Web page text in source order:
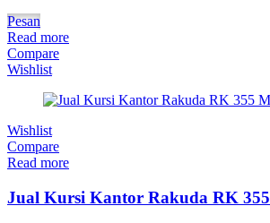
Pesan
Read more
Compare
Wishlist
Wishlist
Compare
Read more
Jual Kursi Kantor Rakuda RK 355